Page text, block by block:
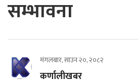
सम्भावना
मंगलबार, साउन २०, २०८२
कर्णालीखबर